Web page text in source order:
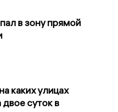
в зону прямой
каких улицах
суток в